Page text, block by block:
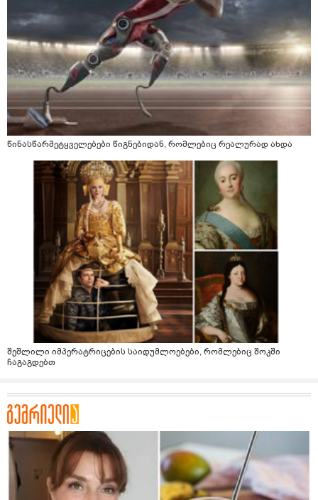
წინასწარმეტყველებები წიგნებიდან, რომლებიც რეალურად ახდა
შეშლილი იმპერატრიცების საიდუმლოებები, რომლებიც შოკში
ჩაგაგდებთ